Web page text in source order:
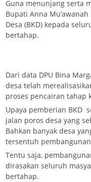
Guna menunjang serta
Bupati Anna
Desa (BKD) kepada
bertahap.
Dari data DPU Bina
desa telah
proses pencairan tahap
Upaya pemberian BKD
jalan poros desa yang
Bahkan banyak desa
tersentuh
Tentu saja,
dirasakan seluruh
bertahap.